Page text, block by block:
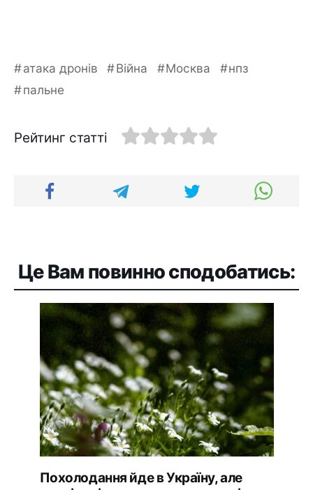
атака дронів Війна Москва
нпз
пальне
Рейтинг статті
Це Вам повинно сподобатись:
Похолодання йде в Україну, але